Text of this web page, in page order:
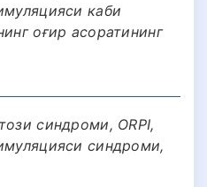
каби
оғир асоратининг
синдроми, ORPI,
синдроми,